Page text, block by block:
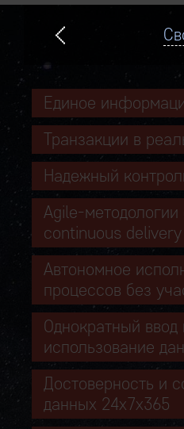
Единое
Транзакции в
Надежный
Agile-
continuous delivery
Автономное
процессов без
Однократный ввод
использование
Достоверность и
данных 24х7х365